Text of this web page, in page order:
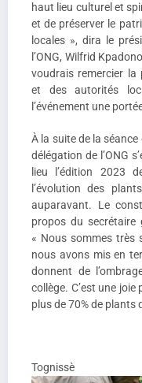
haut lieu culturel et
et de préserver le
locales », dira le
l’ONG, Wilfrid
voudrais remercier
et des autorités
l’événement une
À la suite de la
délégation de l’ONG
lieu l’édition 2023
l’évolution des
auparavant. Le
propos du secrétaire
« Nous sommes très
nous avons mis en
donnent de
collège. C’est une
plus de 70% de plants
Tognissè